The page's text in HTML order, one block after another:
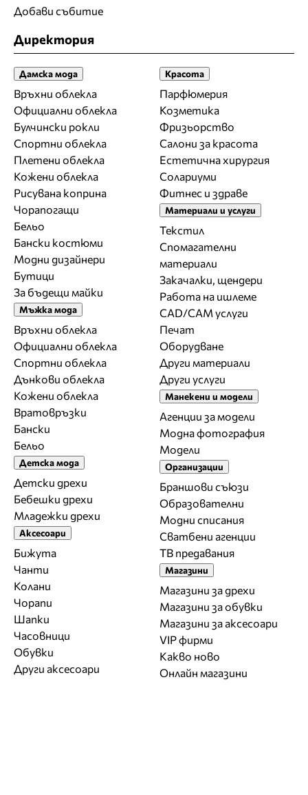
Добави събитие
Директория
Дамска мода
Връхни облекла
Официални облекла
Булчински рокли
Спортни облекла
Плетени облекла
Кожени облекла
Рисувана коприна
Чорапогащи
Бельо
Бански костюми
Модни дизайнери
Бутици
За бъдещи майки
Мъжка мода
Връхни облекла
Официални облекла
Спортни облекла
Дънкови облекла
Кожени облекла
Вратовръзки
Бански
Бельо
Детска мода
Детски дрехи
Бебешки дрехи
Младежки дрехи
Аксесоари
Бижута
Чанти
Колани
Чорапи
Шапки
Часовници
Обувки
Други аксесоари
Красота
Парфюмерия
Козметика
Фризьорство
Салони за красота
Естетична хирургия
Солариуми
Фитнес и здраве
Материали и услуги
Текстил
Спомагателни
материали
Закачалки, щендери
Работа на ишлеме
CAD/CAM услуги
Печат
Оборудване
Други материали
Други услуги
Манекени и модели
Агенции за модели
Модна фотография
Модели
Организации
Браншови съюзи
Образователни
Модни списания
Сватбени агенции
ТВ предавания
Магазини
Магазини за дрехи
Магазини за обувки
Магазини за aксесоари
VIP фирми
Какво ново
Онлайн магазини